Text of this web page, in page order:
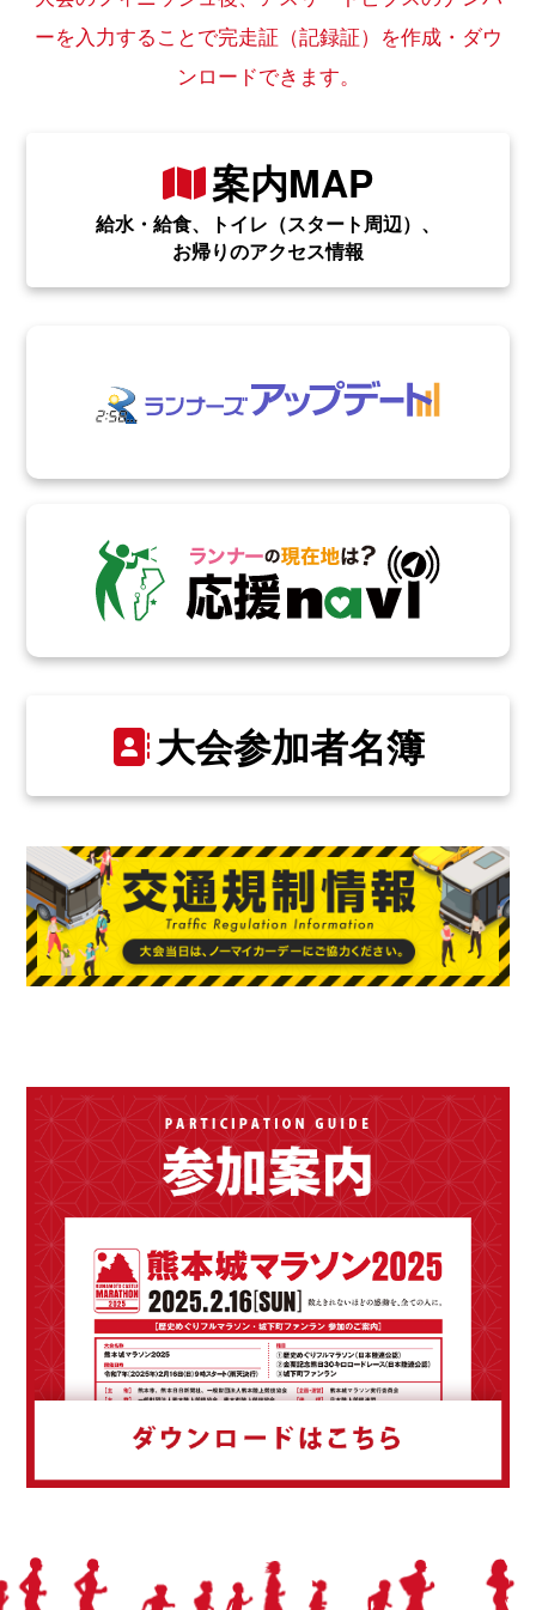
ーを入力することで完走証（記録証）を作成・ダウ
ンロードできます。
案内MAP
給水・給食、トイレ（スタート周辺）、
お帰りのアクセス情報
大会参加者名簿